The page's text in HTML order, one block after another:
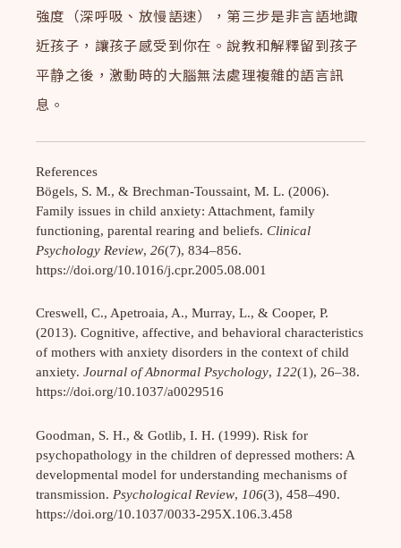
強度（深呼吸、放慢語速），第三步是非言語地諏
近孩子，讓孩子感受到你在。說教和解釋留到孩子
平静之後，激動時的大腦無法處理複雜的語言訊
息。
References
Bögels, S. M., & Brechman-Toussaint, M. L. (2006).
Family issues in child anxiety: Attachment, family
functioning, parental rearing and beliefs.Clinical
Psychology Review,26(7), 834–856.
https://doi.org/10.1016/j.cpr.2005.08.001
Creswell, C., Apetroaia, A., Murray, L., & Cooper, P.
(2013). Cognitive, affective, and behavioral characteristics
of mothers with anxiety disorders in the context of child
anxiety.Journal of Abnormal Psychology,122(1), 26–38.
https://doi.org/10.1037/a0029516
Goodman, S. H., & Gotlib, I. H. (1999). Risk for
psychopathology in the children of depressed mothers: A
developmental model for understanding mechanisms of
transmission. Psychological Review, 106(3), 458–490.
https://doi.org/10.1037/0033-295X.106.3.458